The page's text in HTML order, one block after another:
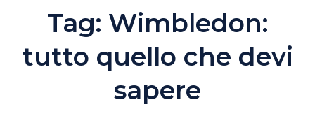
Tag: Wimbledon:
tutto quello che devi
sapere